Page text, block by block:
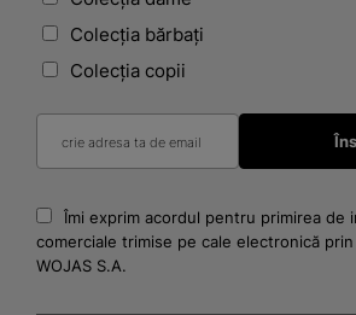
Colecția bărbați
Colecția copii
Îmi exprim acordul pentru primirea de
comerciale trimise pe cale electronică
WOJAS S.A.